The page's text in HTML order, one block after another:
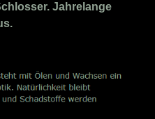
Jahrelange